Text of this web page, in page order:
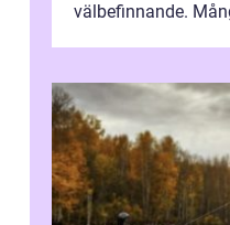
välbefinnande.